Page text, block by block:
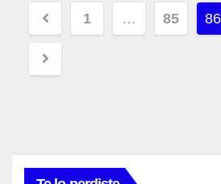
Paginación
de
entradas
1 … 85 86